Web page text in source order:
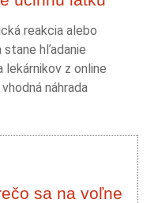
reakcia alebo
hľadanie
lekárnikov z online
náhrada
sa na voľne